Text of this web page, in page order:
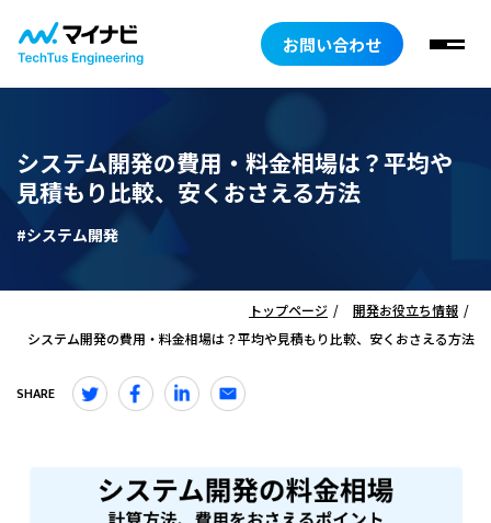
お問い合わせ
システム開発の費用・料金相場は？平均や
見積もり比較、安くおさえる方法
#システム開発
トップページ
開発お役立ち情報
システム開発の費用・料金相場は？平均や見積もり比較、安くおさえる方法
SHARE